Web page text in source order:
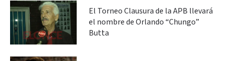
El Torneo Clausura de la APB llevará
el nombre de Orlando “Chungo”
Butta